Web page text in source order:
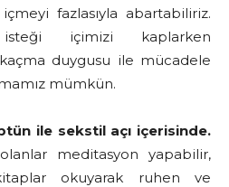
fazlasıyla abartabiliriz.
içimizi kaplarken
duygusu ile mücadele
mümkün.
ile sekstil açı içerisinde.
meditasyon yapabilir,
okuyarak ruhen ve